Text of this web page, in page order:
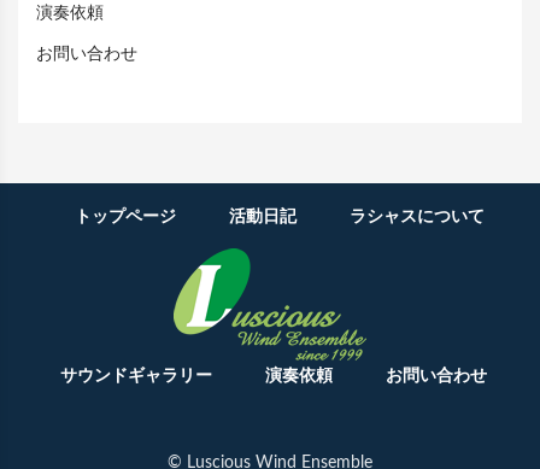
演奏依頼
お問い合わせ
トップページ 活動日記 ラシャスについて
サウンドギャラリー 演奏依頼 お問い合わせ
© Luscious Wind Ensemble